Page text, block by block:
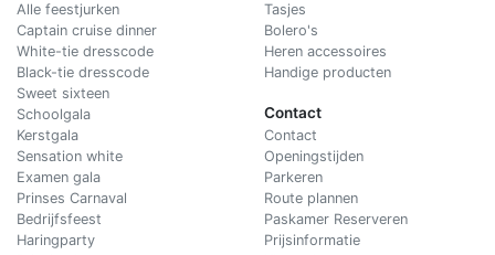
Alle feestjurken
Captain cruise dinner
White-tie dresscode
Black-tie dresscode
Sweet sixteen
Schoolgala
Kerstgala
Sensation white
Examen gala
Prinses Carnaval
Bedrijfsfeest
Haringparty
Tasjes
Bolero's
Heren accessoires
Handige producten
Contact
Contact
Openingstijden
Parkeren
Route plannen
Paskamer Reserveren
Prijsinformatie